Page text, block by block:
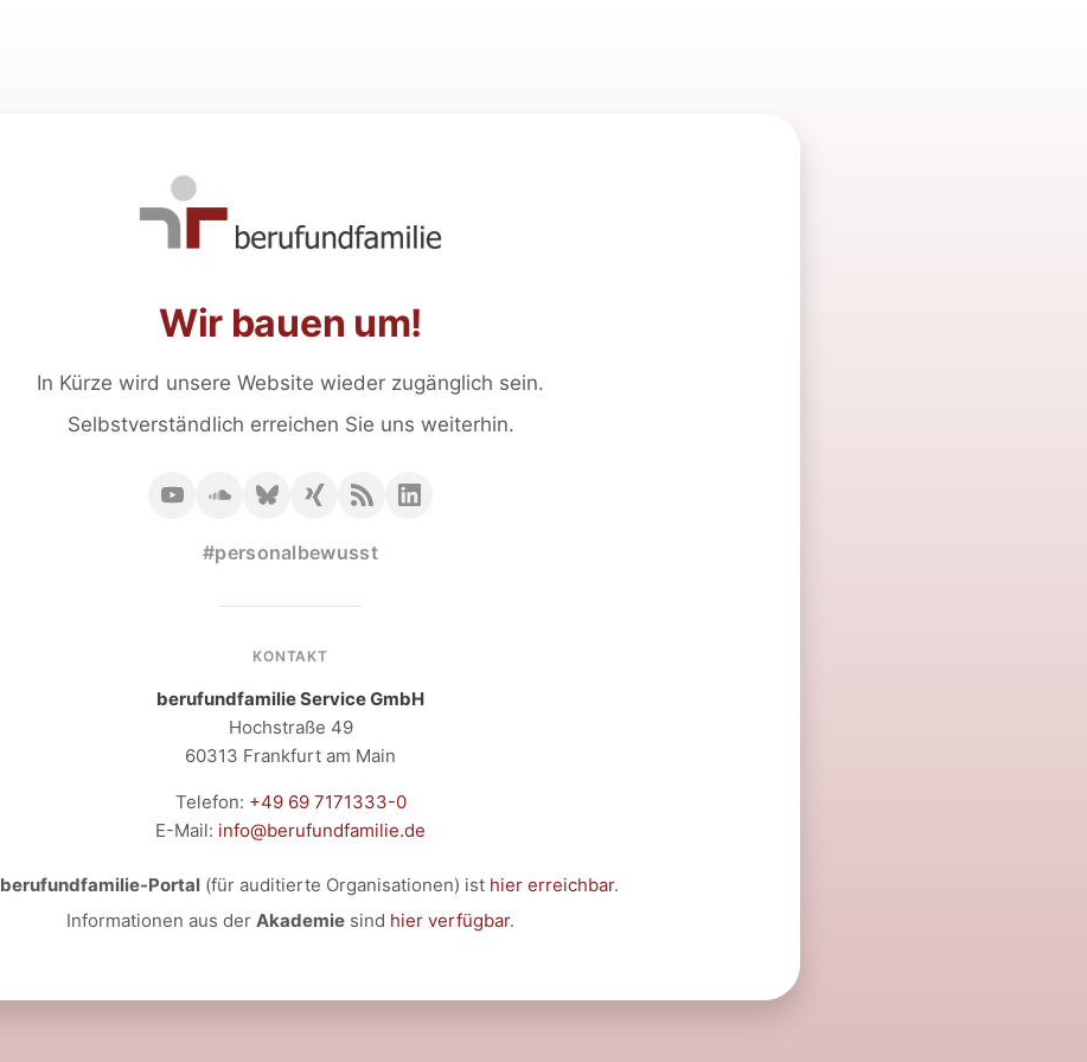
Wir bauen um!
In Kürze wird unsere Website wieder zugänglich sein.
Selbstverständlich erreichen Sie uns weiterhin.
#personalbewusst
KONTAKT
berufundfamilie Service GmbH
Hochstraße 49
60313 Frankfurt am Main
Telefon: +49 69 7171333-0
E-Mail: info@berufundfamilie.de
berufundfamilie-Portal(für auditierte Organisationen) ist hier erreichbar.
Informationen aus der Akademie sind hier verfügbar.